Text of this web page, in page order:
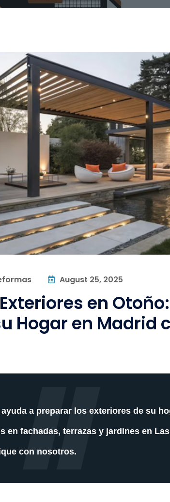
August 25, 2025
en
Hogar en Madrid
a preparar los exteriores de su
en fachadas, terrazas y jardines en
con nosotros.